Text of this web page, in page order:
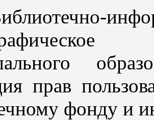
прав
фонду и